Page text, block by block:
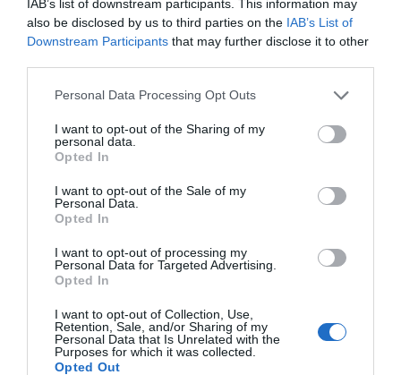
IAB’s list of downstream participants. This information may
also be disclosed by us to third parties on the IAB’s List of
Downstream Participants that may further disclose it to other
Personal Data Processing Opt Outs
I want to opt-out of the Sharing of my
personal data.
Opted In
I want to opt-out of the Sale of my
Personal Data.
Opted In
I want to opt-out of processing my
Personal Data for Targeted Advertising.
Opted In
I want to opt-out of Collection, Use,
Retention, Sale, and/or Sharing of my
Personal Data that Is Unrelated with the
Purposes for which it was collected.
Opted Out
F
a
c
e
o
o
k
M
e
e
g
er
X W
at
p
C
p
n
S
e